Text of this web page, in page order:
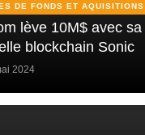
DE FONDS ET AQUISITIONS
lève 10M$ avec sa
blockchain Sonic
2024